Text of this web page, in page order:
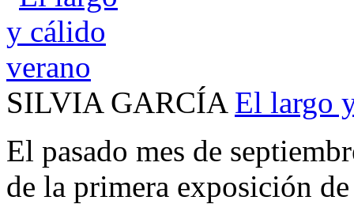
SILVIA GARCÍA El largo
El pasado mes de
de la primera exposición